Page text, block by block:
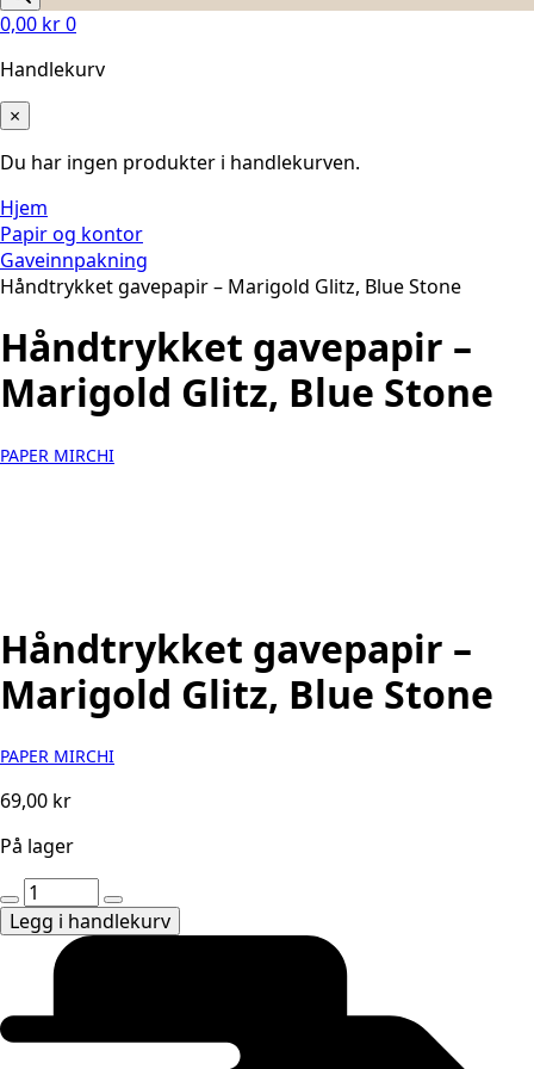
0,00 kr0
Handlekurv
×
Du har ingen produkter i handlekurven.
Hjem
Papir og kontor
Gaveinnpakning
Håndtrykket gavepapir – Marigold Glitz, Blue Stone
Håndtrykket gavepapir –
Marigold Glitz, Blue Stone
PAPER MIRCHI
Håndtrykket gavepapir –
Marigold Glitz, Blue Stone
PAPER MIRCHI
69,00 kr
På lager
Håndtrykket
gavepapir
-
Marigold
Blue
Stone
Legg i handlekurv